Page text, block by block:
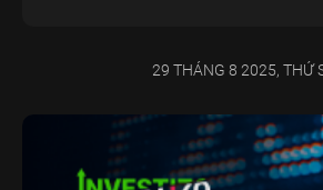
29 THÁNG 8 2025, THỨ